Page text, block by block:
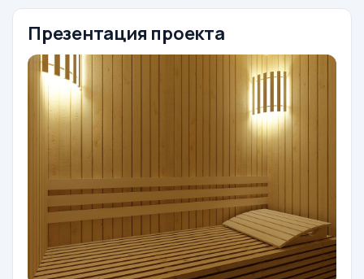
Презентация проекта